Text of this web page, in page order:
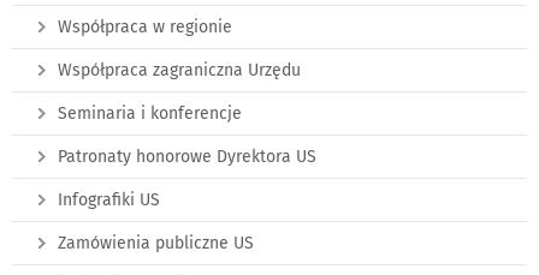
Współpraca w regionie
Współpraca zagraniczna Urzędu
Seminaria i konferencje
Patronaty honorowe Dyrektora US
Infografiki US
Zamówienia publiczne US